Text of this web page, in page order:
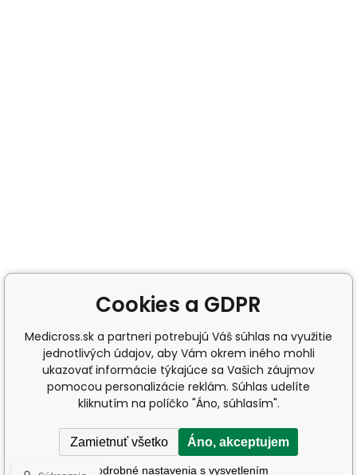
Cookies a GDPR
Medicross.sk a partneri potrebujú Váš súhlas na využitie
jednotlivých údajov, aby Vám okrem iného mohli
ukazovať informácie týkajúce sa Vašich záujmov
pomocou personalizácie reklám. Súhlas udelíte
kliknutím na políčko "Áno, súhlasím".
Zamietnuť všetko Áno, akceptujem
Podrobné nastavenia s vysvetlením